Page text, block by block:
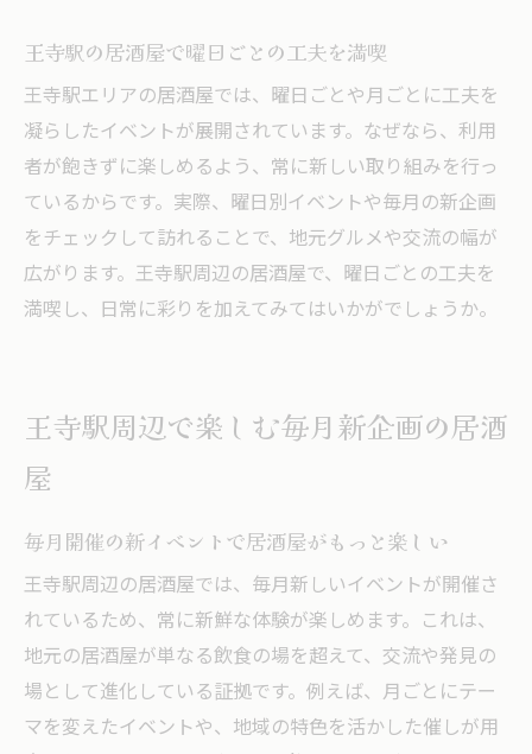
王寺駅エリアで注目の居酒屋イベント特集
話題の居酒屋イベントを王寺駅エリアで体
験
王寺駅居酒屋のおすすめイベント最新情報
注目エリアで開催の居酒屋イベントを比較
王寺駅周辺の居酒屋イベントで新たな出会
いを
エリア内居酒屋の人気イベントを徹底調査
王寺駅の居酒屋で曜日ごとの工夫を満喫
王寺駅エリアの居酒屋では、曜日ごとや月ごとに工夫を
凝らしたイベントが展開されています。なぜなら、利用
者が飽きずに楽しめるよう、常に新しい取り組みを行っ
ているからです。実際、曜日別イベントや毎月の新企画
をチェックして訪れることで、地元グルメや交流の幅が
広がります。王寺駅周辺の居酒屋で、曜日ごとの工夫を
満喫し、日常に彩りを加えてみてはいかがでしょうか。
王寺駅周辺で楽しむ毎月新企画の居酒
屋
毎月開催の新イベントで居酒屋がもっと楽しい
王寺駅周辺の居酒屋では、毎月新しいイベントが開催さ
れているため、常に新鮮な体験が楽しめます。これは、
地元の居酒屋が単なる飲食の場を超えて、交流や発見の
場として進化している証拠です。例えば、月ごとにテー
マを変えたイベントや、地域の特色を活かした催しが用